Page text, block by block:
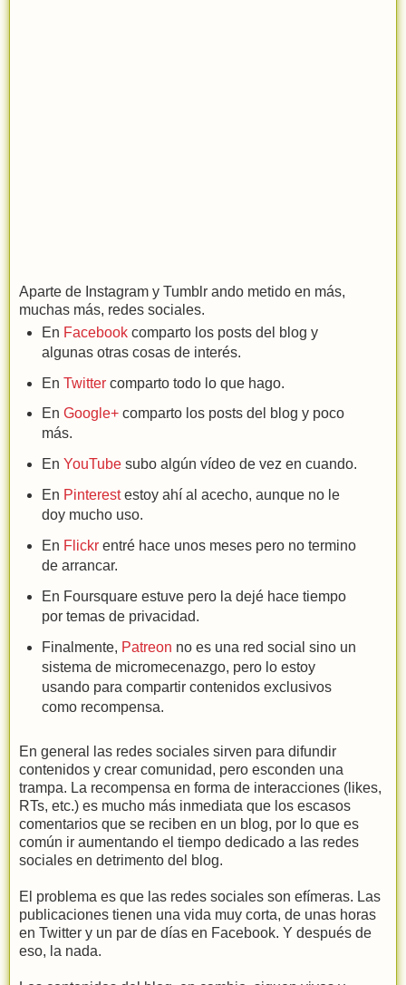
Aparte de Instagram y Tumblr ando metido en más,
muchas más, redes sociales.
En Facebookcomparto los posts del blog y
algunas otras cosas de interés.
En Twittercomparto todo lo que hago.
En Google+comparto los posts del blog y poco
más.
En YouTubesubo algún vídeo de vez en cuando.
En Pinterestestoy ahí al acecho, aunque no le
doy mucho uso.
En Flickrentré hace unos meses pero no termino
de arrancar.
En Foursquare estuve pero la dejé hace tiempo
por temas de privacidad.
Finalmente, Patreon no es una red social sino un
sistema de micromecenazgo, pero lo estoy
usando para compartir contenidos exclusivos
como recompensa.
En general las redes sociales sirven para difundir
contenidos y crear comunidad, pero esconden una
trampa. La recompensa en forma de interacciones (likes,
RTs, etc.) es mucho más inmediata que los escasos
comentarios que se reciben en un blog, por lo que es
común ir aumentando el tiempo dedicado a las redes
sociales en detrimento del blog.
El problema es que las redes sociales son efímeras. Las
publicaciones tienen una vida muy corta, de unas horas
en Twitter y un par de días en Facebook. Y después de
eso, la nada.